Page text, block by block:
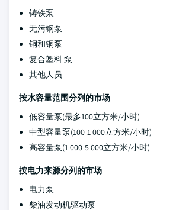
铸铁泵
无污钢泵
铜和铜泵
复合塑料 泵
其他人员
按水容量范围分列的市场
低容量泵(最多100立方米/小时)
中型容量泵(100-1 000立方米/小时)
高容量泵(1 000-5 000立方米/小时)
按电力来源分列的市场
电力泵
柴油发动机驱动泵